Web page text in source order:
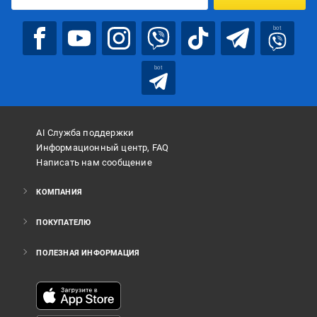
bot
bot
AI Служба поддержки
Информационный центр, FAQ
Написать нам сообщение
КОМПАНИЯ
ПОКУПАТЕЛЮ
ПОЛЕЗНАЯ ИНФОРМАЦИЯ